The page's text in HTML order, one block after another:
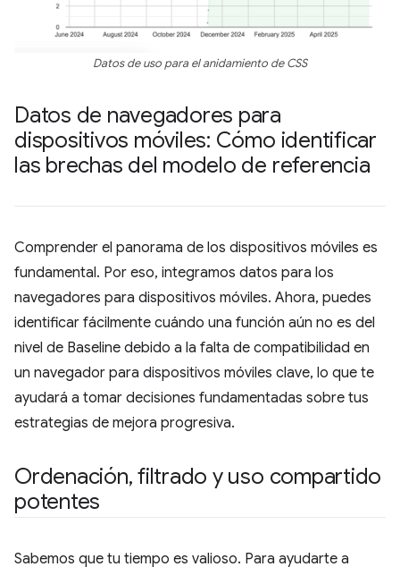
Datos de uso para el anidamiento de CSS
Datos de navegadores para
dispositivos móviles: Cómo identificar
las brechas del modelo de referencia
Comprender el panorama de los dispositivos móviles es
fundamental. Por eso, integramos datos para los
navegadores para dispositivos móviles. Ahora, puedes
identificar fácilmente cuándo una función aún no es del
nivel de Baseline debido a la falta de compatibilidad en
un navegador para dispositivos móviles clave, lo que te
ayudará a tomar decisiones fundamentadas sobre tus
estrategias de mejora progresiva.
Ordenación, filtrado y uso compartido
potentes
Sabemos que tu tiempo es valioso. Para ayudarte a